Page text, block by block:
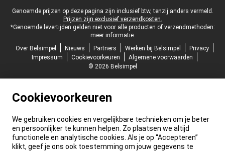
Juridische voettekst
Genoemde prijzen op deze pagina zijn inclusief btw, tenzij anders vermeld.
Prijzen zijn exclusief verzendkosten.
*Genoemde levertijden gelden niet voor alle producten of verzendmethoden:
meer informatie.
Over Belsimpel
Nieuws Partners Werken bij Belsimpel
Privacy
Impressum
Cookievoorkeuren
Algemene voorwaarden
© 2026 Belsimpel
Cookievoorkeuren
We gebruiken cookies en vergelijkbare technieken om je beter
en persoonlijker te kunnen helpen. Zo plaatsen we altijd
functionele en analytische cookies. Als je op “Accepteren”
klikt, geef je ons ook toestemming om jouw gegevens te